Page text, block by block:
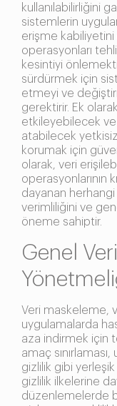
kullanılabilirliğini
sistemlerin
erişme
operasyonları
kesintiyi
sürdürmek için
etmeyi ve
gerektirir. Ek
etkileyebilecek
atabilecek yetkisiz
korumak için
olarak, veri
operasyonlarının
dayanan herhangi
verimliliğini ve
öneme sahiptir.
Genel
Veri maskeleme,
uygulamalarda
aza indirmek için
amaç
gizlilik gibi
gizlilik ilkelerine
düzenlemelerde